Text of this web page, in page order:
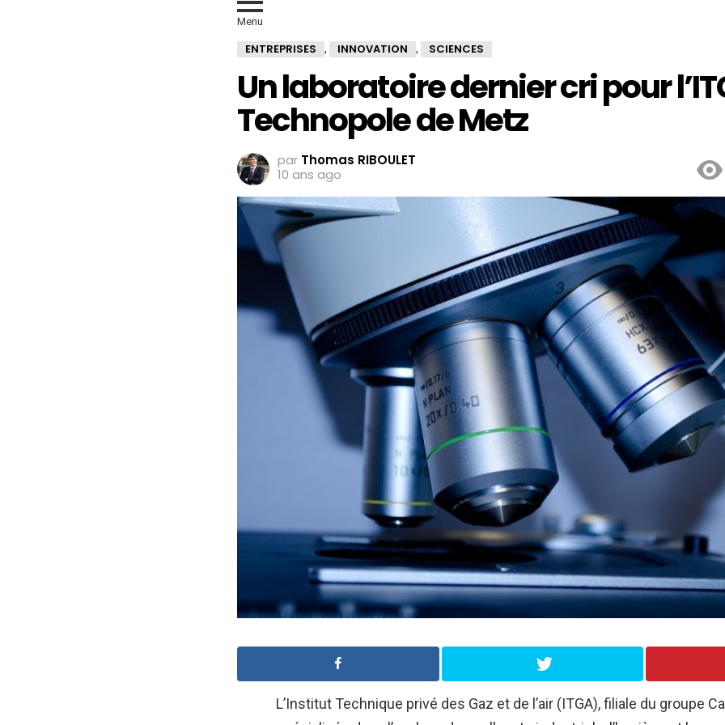
Menu
ENTREPRISES , INNOVATION , SCIENCES
Un laboratoire dernier cri pour
Technopole de Metz
par Thomas RIBOULET
10 ans ago
L’Institut Technique privé des Gaz et de l’air (ITGA), filiale du groupe